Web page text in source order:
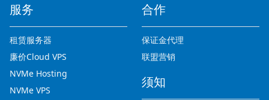
服务
租赁服务器
廉价Cloud VPS
NVMe Hosting
NVMe VPS
合作
保证金代理
联盟营销
须知